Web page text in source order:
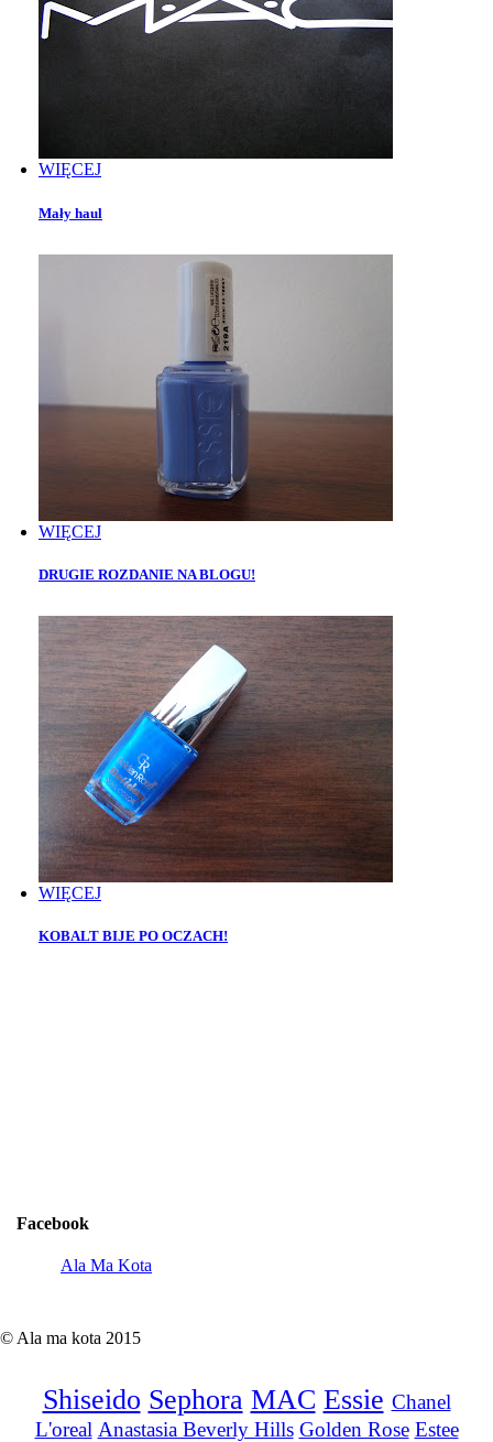
WIĘCEJ
Mały haul
WIĘCEJ
DRUGIE ROZDANIE NA BLOGU!
WIĘCEJ
KOBALT BIJE PO OCZACH!
Facebook
Ala Ma Kota
© Ala ma kota 2015
Shiseido Sephora MAC Essie Chanel
L'oreal Anastasia Beverly Hills Golden Rose Estee